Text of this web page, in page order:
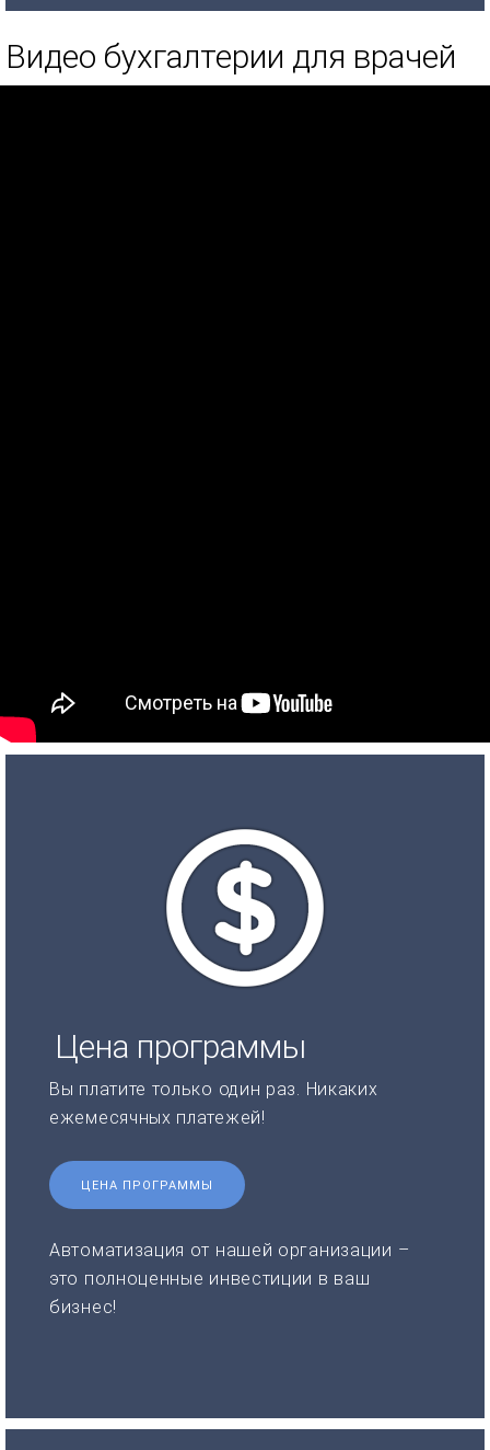
Видео бухгалтерии для врачей
Цена программы
Вы платите только один раз. Никаких
ежемесячных платежей!
ЦЕНА ПРОГРАММЫ
Автоматизация от нашей организации –
это полноценные инвестиции в ваш
бизнес!